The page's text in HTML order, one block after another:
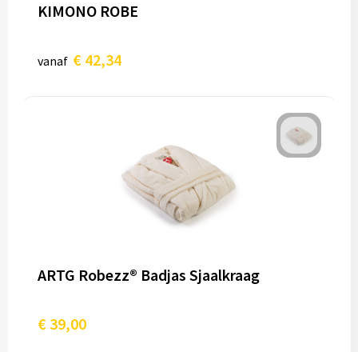
KIMONO ROBE
vanaf € 42,34
ARTG Robezz® Badjas Sjaalkraag
€ 39,00